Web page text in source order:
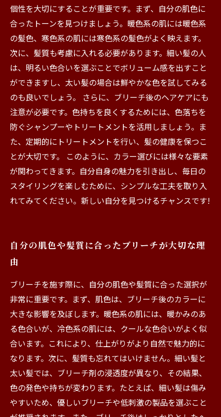
個性を大切にすることが重要です。まず、自分の肌色に
合ったトーンを見つけましょう。暖色系の肌には暖色系
の髪色、寒色系の肌には寒色系の髪色がよく映えます。
次に、髪質も考慮に入れる必要があります。細い髪の人
は、明るい色合いを選ぶことでボリューム感を出すこと
ができますし、太い髪の場合は鮮やかな色を試してみる
のも良いでしょう。 さらに、ブリーチ後のヘアケアにも
注意が必要です。色持ちを良くするためには、色落ちを
防ぐシャンプーやトリートメントを活用しましょう。ま
た、定期的にトリートメントを行い、髪の健康を保つこ
とが大切です。 このように、カラー選びには様々な要素
が関わってきます。自分自身の魅力を引き出し、毎日の
スタイリングを楽しむために、シンプルな工夫を取り入
れてみてください。新しい自分を見つけるチャンスです!
自分の肌色や髪質に合ったブリーチが大切な理
由
ブリーチを施す際に、自分の肌色や髪質に合った選択が
非常に重要です。まず、肌色は、ブリーチ後のカラーに
大きな影響を及ぼします。暖色系の肌には、暖かみのあ
る色合いが、冷色系の肌には、クールな色合いがよく似
合います。これにより、仕上がりがより自然で魅力的に
なります。次に、髪質も忘れてはいけません。細い髪と
太い髪では、ブリーチ剤の浸透度が異なり、その結果、
色の発色や持ちが変わります。たとえば、細い髪は傷み
やすいため、優しいブリーチや低刺激の製品を選ぶこと